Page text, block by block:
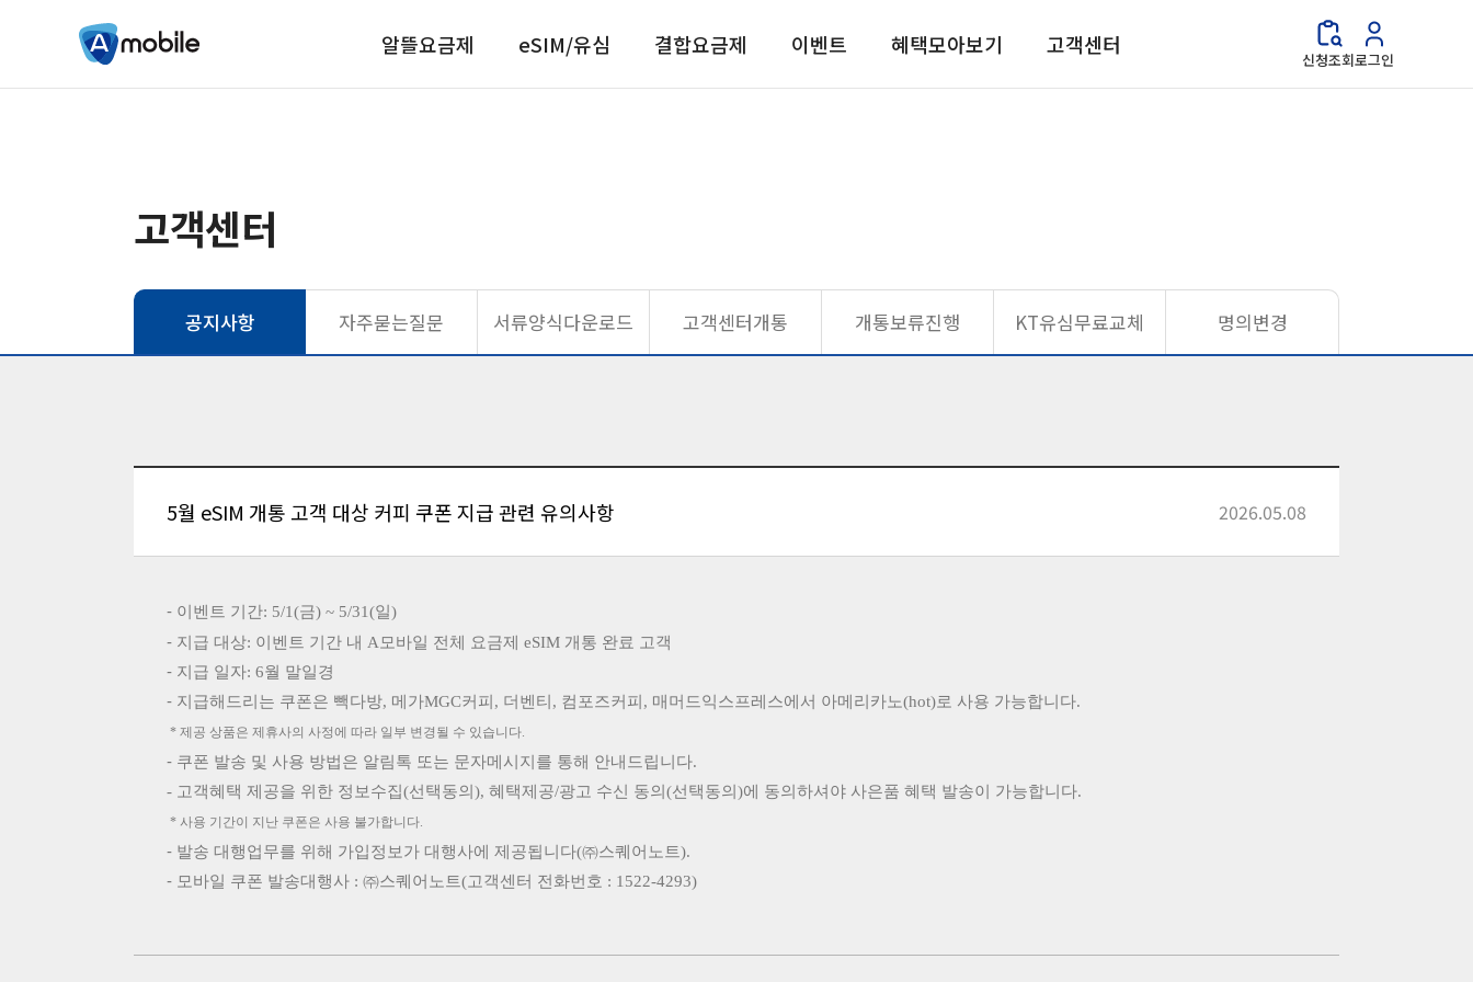
알뜰요금제 eSIM/유심 결합요금제 이벤트 혜택모아보기 고객센터
신청조회로그인
고객센터
공지사항 자주묻는질문 서류양식다운로드 고객센터개통 개통보류진행 KT유심무료교체 명의변경
5월 eSIM 개통 고객 대상 커피 쿠폰 지급 관련 유의사항 2026.05.08
- 이벤트 기간: 5/1(금) ~ 5/31(일)
- 지급 대상: 이벤트 기간 내 A 모바일 전체 요금제 eSIM 개통 완료 고객
- 지급 일자: 6월 말일경
- 지급해드리는 쿠폰은 빽다방, 메가MGC커피 , 더벤티 , 컴포즈커피 , 매머드익스프레스에서 아메리카노(hot)로 사용 가능합니다.
* 제공 상품은 제휴사의 사정에 따라 일부 변경될 수 있습니다
- 쿠폰 발송 및 사용 방법은 알림톡 또는 문자메시지를 통해 안내드립니다.
- 고객혜택 제공을 위한 정보수집(선택동의), 혜택제공/광고 수신 동의(선택동의)에 동의하셔야 사은품 혜택 발송이 가능합니다.
* 사용 기간이 지난 쿠폰은 사용 불가합니다
- 발송 대행업무를 위해 가입정보가 대행사에 제공됩니다(㈜스퀘어노트).
- 모바일 쿠폰 발송대행사 : ㈜스퀘어노트(고객센터 전화번호 : 1522-4293)